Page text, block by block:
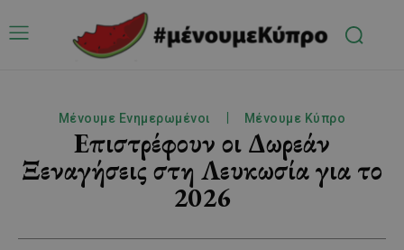
Μένουμε Ενημερωμένοι Μένουμε Κύπρο
Επιστρέφουν οι Δωρεάν
Ξεναγήσεις στη Λευκωσία για το
2026